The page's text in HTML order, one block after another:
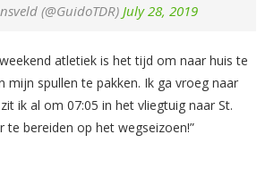
(@GuidoTDR) July 28, 2019
atletiek is het tijd om naar huis te
mijn spullen te pakken. Ik ga vroeg naar
ik al om 07:05 in het vliegtuig naar St.
bereiden op het wegseizoen!”